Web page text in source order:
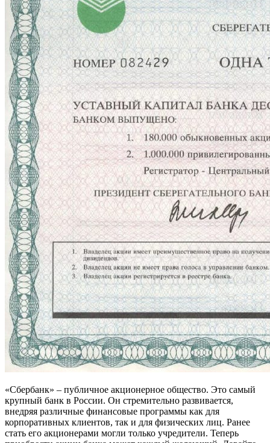
«Сбербанк» – публичное акционерное общество. Это самый
крупный банк в России. Он стремительно развивается,
внедряя различные финансовые программы как для
корпоративных клиентов, так и для физических лиц. Ранее
стать его акционерами могли только учредители. Теперь